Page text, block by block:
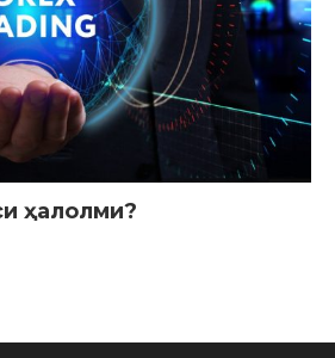
ҳалолми?